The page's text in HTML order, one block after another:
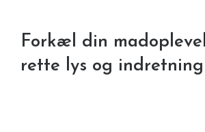
Forkæl din
rette lys og indretning